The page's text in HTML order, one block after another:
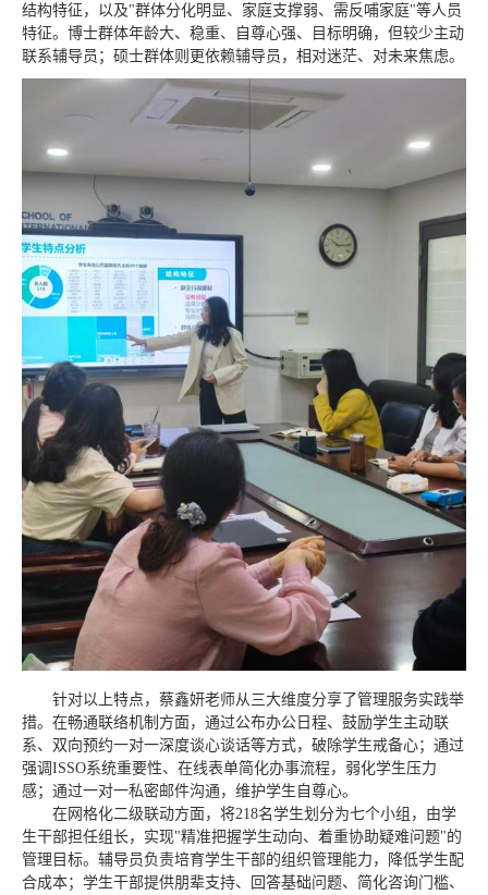
结构特征，以及"群体分化明显、家庭支撑弱、需反哺家庭"等人员
特征。博士群体年龄大、稳重、自尊心强、目标明确，但较少主动
联系辅导员；硕士群体则更依赖辅导员，相对迷茫、对未来焦虑。
针对以上特点，蔡鑫妍老师从三大维度分享了管理服务实践举
措。在畅通联络机制方面，通过公布办公日程、鼓励学生主动联
系、双向预约一对一深度谈心谈话等方式，破除学生戒备心；通过
强调ISSO系统重要性、在线表单简化办事流程，弱化学生压力
感；通过一对一私密邮件沟通，维护学生自尊心。
在网格化二级联动方面，将218名学生划分为七个小组，由学
生干部担任组长，实现"精准把握学生动向、着重协助疑难问题"的
管理目标。辅导员负责培育学生干部的组织管理能力，降低学生配
合成本；学生干部提供朋辈支持、回答基础问题、简化咨询门槛、